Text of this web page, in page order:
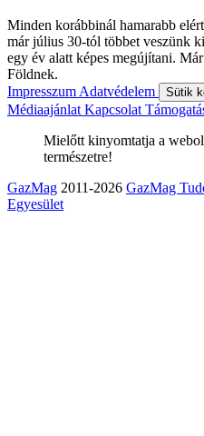
Minden korábbinál hamarabb
már július 30-tól többet veszünk
egy év alatt képes megújítani.
Földnek.
Impresszum Adatvédelem Sütik
Médiaajánlat Kapcsolat
Mielőtt kinyomtatja a
természetre!
GazMag 2011-2026 GazMag
Egyesület